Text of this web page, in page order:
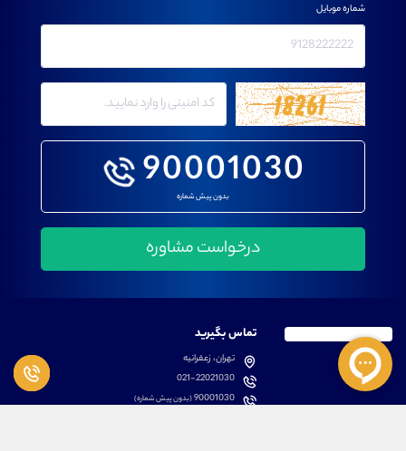
90001030
بدون پیش شماره
شماره موبایل
تماس بگیرید
تهران، زعفرانیه
021-22021030
90001030(بدون پیش شماره)